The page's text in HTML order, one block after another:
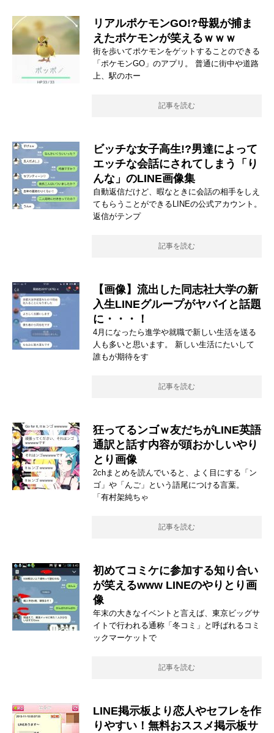
リアルポケモンGO!?母親が捕ま
えたポケモンが笑えるｗｗｗ
街を歩いてポケモンをゲットすることのできる
「ポケモンGO」のアプリ。 普通に街中や道路
上、駅のホー
記事を読む
ビッチな女子高生!?男達によって
エッチな会話にされてしまう「り
んな」のLINE画像集
自動返信だけど、暇なときに会話の相手をしえ
てもらうことができるLINEの公式アカウント。
返信がテンプ
記事を読む
【画像】流出した同志社大学の新
入生LINEグループがヤバイと話題
に・・・！
4月になったら進学や就職で新しい生活を送る
人も多いと思います。 新しい生活にたいして
誰もが期待をす
記事を読む
狂ってるンゴｗ友だちがLINE英語
通訳と話す内容が頭おかしいやり
とり画像
2chまとめを読んでいると、よく目にする「ン
ゴ」や「んご」という語尾につける言葉。
「有村架純ちゃ
記事を読む
初めてコミケに参加する知り合い
が笑えるwww LINEのやりとり画
像
年末の大きなイベントと言えば、東京ビッグサ
イトで行われる通称「冬コミ」と呼ばれるコミ
ックマーケットで
記事を読む
LINE掲示板より恋人やセフレを作
りやすい！無料おススメ掲示板サ